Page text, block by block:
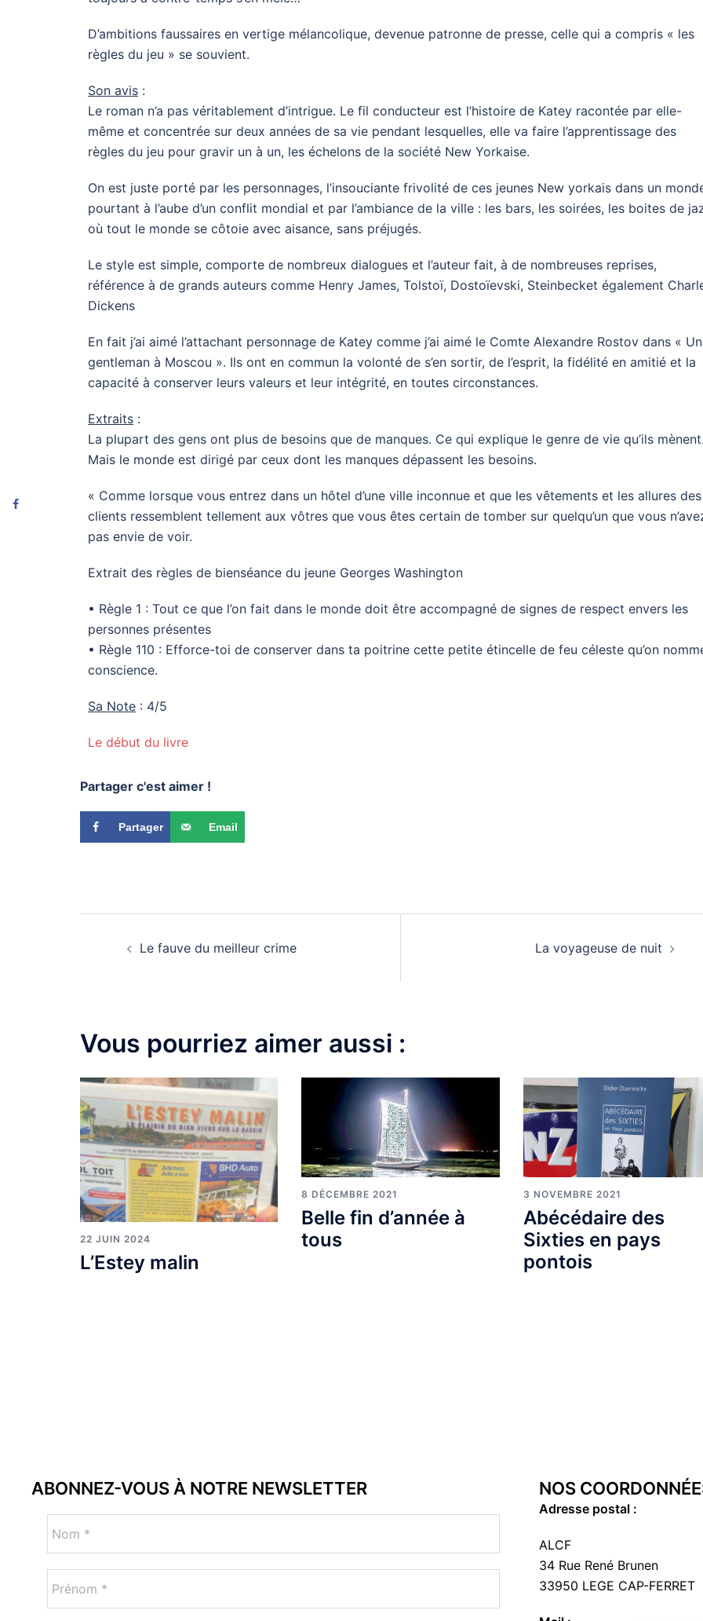
D’ambitions faussaires en vertige mélancolique, devenue patronne de presse, celle qui a compris « les
règles du jeu » se souvient.
Son avis :
Le roman n’a pas véritablement d’intrigue. Le fil conducteur est l’histoire de Katey racontée par elle-
même et concentrée sur deux années de sa vie pendant lesquelles, elle va faire l’apprentissage des
règles du jeu pour gravir un à un, les échelons de la société New Yorkaise.
On est juste porté par les personnages, l’insouciante frivolité de ces jeunes New yorkais dans un
pourtant à l’aube d’un conflit mondial et par l’ambiance de la ville : les bars, les soirées, les boites de
où tout le monde se côtoie avec aisance, sans préjugés.
Le style est simple, comporte de nombreux dialogues et l’auteur fait, à de nombreuses reprises,
référence à de grands auteurs comme Henry James, Tolstoï, Dostoïevski, Steinbecket également
Dickens
En fait j’ai aimé l’attachant personnage de Katey comme j’ai aimé le Comte Alexandre Rostov dans « Un
gentleman à Moscou ». Ils ont en commun la volonté de s’en sortir, de l’esprit, la fidélité en amitié et la
capacité à conserver leurs valeurs et leur intégrité, en toutes circonstances.
Extraits :
La plupart des gens ont plus de besoins que de manques. Ce qui explique le genre de vie qu’ils
Mais le monde est dirigé par ceux dont les manques dépassent les besoins.
« Comme lorsque vous entrez dans un hôtel d’une ville inconnue et que les vêtements et les allures des
clients ressemblent tellement aux vôtres que vous êtes certain de tomber sur quelqu’un que vous
pas envie de voir.
Extrait des règles de bienséance du jeune Georges Washington
• Règle 1 : Tout ce que l’on fait dans le monde doit être accompagné de signes de respect envers les
personnes présentes
• Règle 110 : Efforce-toi de conserver dans ta poitrine cette petite étincelle de feu céleste qu’on
conscience.
Sa Note : 4/5
Le début du livre
Partager c'est aimer !
Partager Email
Le fauve du meilleur crime La voyageuse de nuit
Vous pourriez aimer aussi :
22 JUIN 2024
L’Estey malin
8 DÉCEMBRE 2021
Belle fin d’année à
tous
3 NOVEMBRE 2021
Abécédaire des
Sixties en pays
pontois
ABONNEZ-VOUS À NOTRE NEWSLETTER NOS
Adresse postal :
ALCF
34 Rue René Brunen
33950 LEGE CAP-FERRET